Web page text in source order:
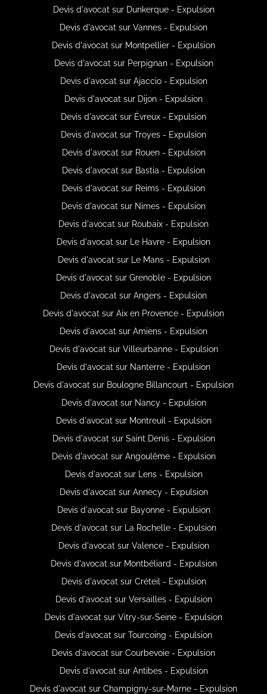
Devis d'avocat sur Dunkerque - Expulsion
Devis d'avocat sur Vannes - Expulsion
Devis d'avocat sur Montpellier - Expulsion
Devis d'avocat sur Perpignan - Expulsion
Devis d'avocat sur Ajaccio - Expulsion
Devis d'avocat sur Dijon - Expulsion
Devis d'avocat sur Évreux - Expulsion
Devis d'avocat sur Troyes - Expulsion
Devis d'avocat sur Rouen - Expulsion
Devis d'avocat sur Bastia - Expulsion
Devis d'avocat sur Reims - Expulsion
Devis d'avocat sur Nimes - Expulsion
Devis d'avocat sur Roubaix - Expulsion
Devis d'avocat sur Le Havre - Expulsion
Devis d'avocat sur Le Mans - Expulsion
Devis d'avocat sur Grenoble - Expulsion
Devis d'avocat sur Angers - Expulsion
Devis d'avocat sur Aix en Provence - Expulsion
Devis d'avocat sur Amiens - Expulsion
Devis d'avocat sur Villeurbanne - Expulsion
Devis d'avocat sur Nanterre - Expulsion
Devis d'avocat sur Boulogne Billancourt - Expulsion
Devis d'avocat sur Nancy - Expulsion
Devis d'avocat sur Montreuil - Expulsion
Devis d'avocat sur Saint Denis - Expulsion
Devis d'avocat sur Angoulême - Expulsion
Devis d'avocat sur Lens - Expulsion
Devis d'avocat sur Annecy - Expulsion
Devis d'avocat sur Bayonne - Expulsion
Devis d'avocat sur La Rochelle - Expulsion
Devis d'avocat sur Valence - Expulsion
Devis d'avocat sur Montbéliard - Expulsion
Devis d'avocat sur Créteil - Expulsion
Devis d'avocat sur Versailles - Expulsion
Devis d'avocat sur Vitry-sur-Seine - Expulsion
Devis d'avocat sur Tourcoing - Expulsion
Devis d'avocat sur Courbevoie - Expulsion
Devis d'avocat sur Antibes - Expulsion
Devis d'avocat sur Champigny-sur-Marne - Expulsion